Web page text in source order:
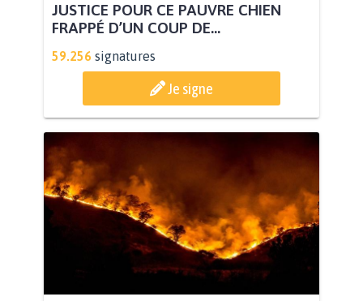
JUSTICE POUR CE PAUVRE CHIEN
FRAPPÉ D’UN COUP DE...
59.256 signatures
Je signe